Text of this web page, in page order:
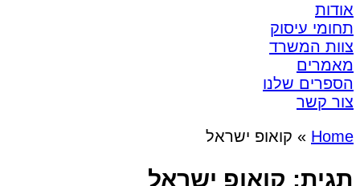
אודות
תחומי עיסוק
צוות המשרד
מאמרים
הספרים שלנו
צור קשר
Home
» קואופ ישראל
תגית: קואופ ישראל